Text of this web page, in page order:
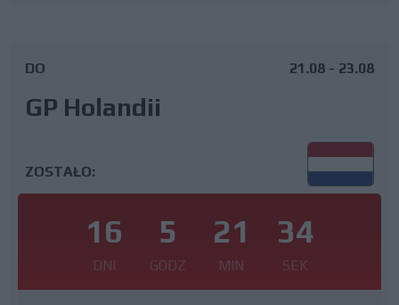
DO
GP Holandii
21.08 - 23.08
ZOSTAŁO:
16
DNI
5
GODZ
21
MIN
34
SEK